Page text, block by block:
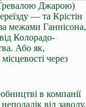
Джарою)
— та Крістін
межами Ганнісона,
Колорадо-
Або як,
через
в компанії
від заводу,